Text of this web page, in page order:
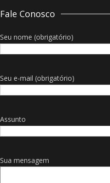
Fale Conosco
Seu nome (obrigatório)
Seu e-mail (obrigatório)
Assunto
Sua mensagem